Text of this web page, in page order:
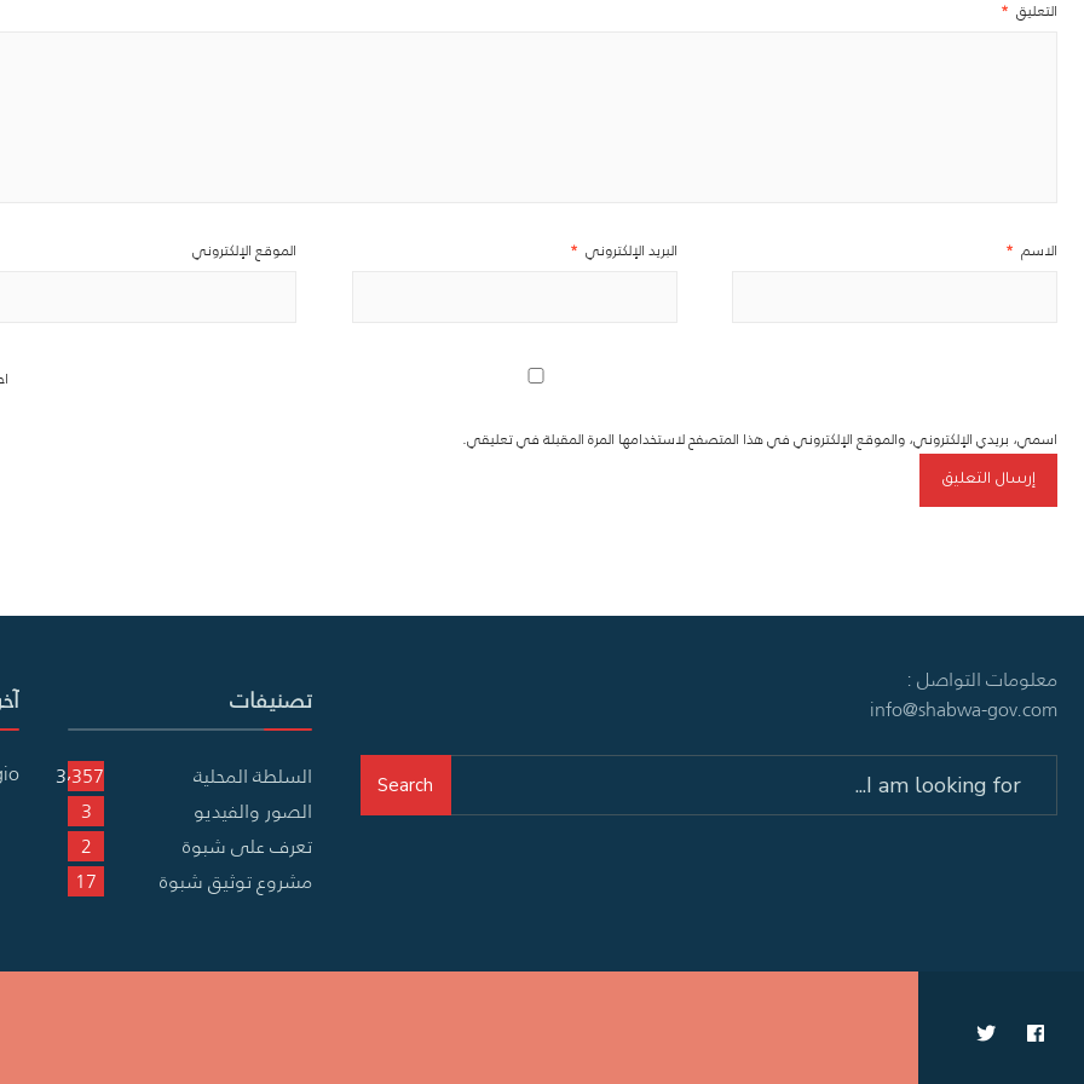
التعليق *
الاسم * البريد الإلكتروني * الموقع الإلكتروني
اسمي، بريدي الإلكتروني، والموقع الإلكتروني في هذا المتصفح لاستخدامها المرة المقبلة في تعليقي.
معلومات التواصل :
info@shabwa-gov.com
Search
تصنيفات
السلطة المحلية
3٬357
الصور والفيديو
3
تعرف على شبوة
2
مشروع توثيق شبوة
17